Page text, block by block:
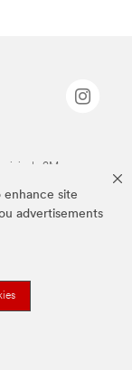
enhance site
advertisements
da 3M.